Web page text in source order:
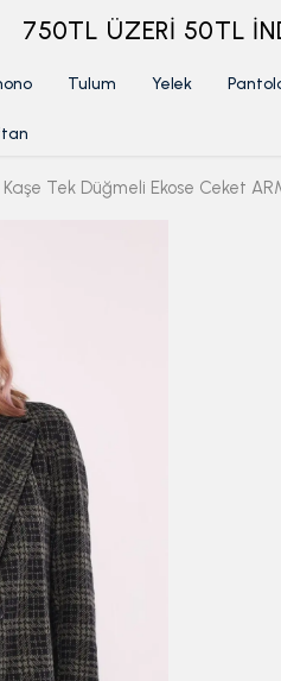
SİPARİŞ İADE
Tulum Yelek
Tek Düğmeli Ekose Ceket